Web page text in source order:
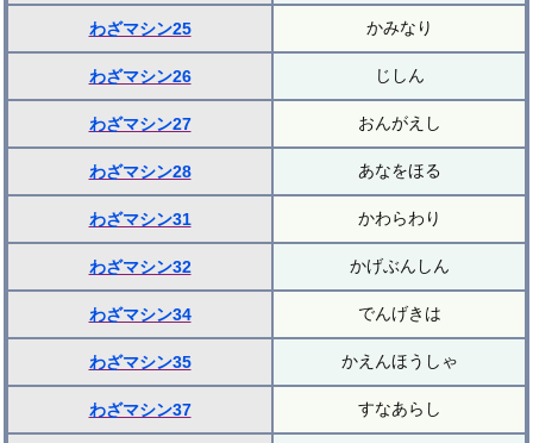
わざマシン25 かみなり
わざマシン26 じしん
わざマシン27 おんがえし
わざマシン28 あなをほる
わざマシン31 かわらわり
わざマシン32 かげぶんしん
わざマシン34 でんげきは
わざマシン35 かえんほうしゃ
わざマシン37 すなあらし